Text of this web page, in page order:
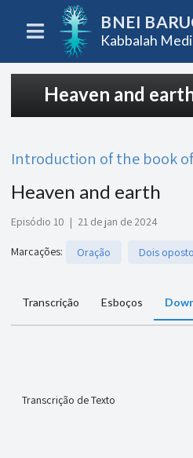
BNEI
Kabbalah
Heaven and
Introduction of the book
Heaven and earth
Episódio 10 | 21 de jan de 2024
Marcações: Oração Dois
Transcrição Esboços
Transcrição de Texto